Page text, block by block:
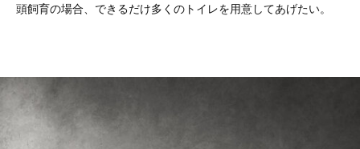
頭飼育の場合、できるだけ多くのトイレを用意してあげたい。